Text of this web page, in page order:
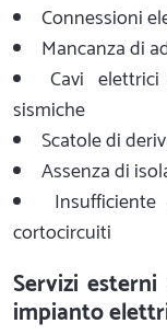
Connessioni
Mancanza di
Cavi
sismiche
Scatole di
Assenza di
cortocircuiti
Servizi
impianto